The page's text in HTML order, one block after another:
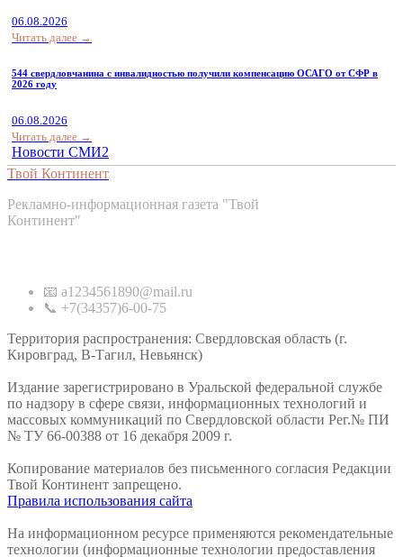
06.08.2026
Читать далее →
544 свердловчанина с инвалидностью получили компенсацию ОСАГО от СФР в
2026 году
06.08.2026
Читать далее →
Новости СМИ2
Твой Континент
Рекламно-информационная газета "Твой
Континент"
📧 a1234561890@mail.ru
📞 +7(34357)6-00-75
Территория распространения: Свердловская область (г.
Кировград, В-Тагил, Невьянск)
Издание зарегистрировано в Уральской федеральной службе
по надзору в сфере связи, информационных технологий и
массовых коммуникаций по Свердловской области Рег.№ ПИ
№ ТУ 66-00388 от 16 декабря 2009 г.
Копирование материалов без письменного согласия Редакции
Твой Континент запрещено.
Правила использования сайта
На информационном ресурсе применяются рекомендательные
технологии (информационные технологии предоставления